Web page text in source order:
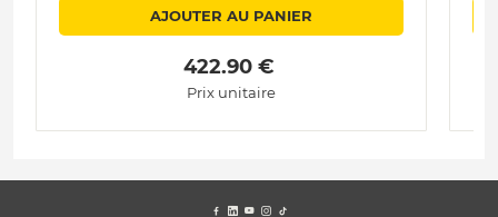
AJOUTER AU PANIER
422.90 €
Prix unitaire